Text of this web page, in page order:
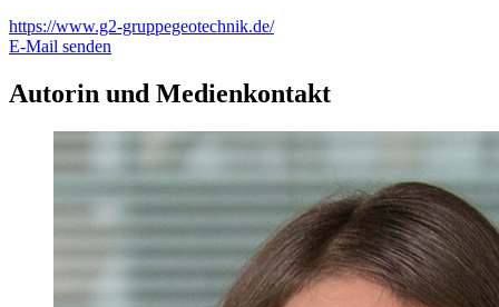
https://www.g2-gruppegeotechnik.de/
E-Mail senden
Autorin und Medienkontakt